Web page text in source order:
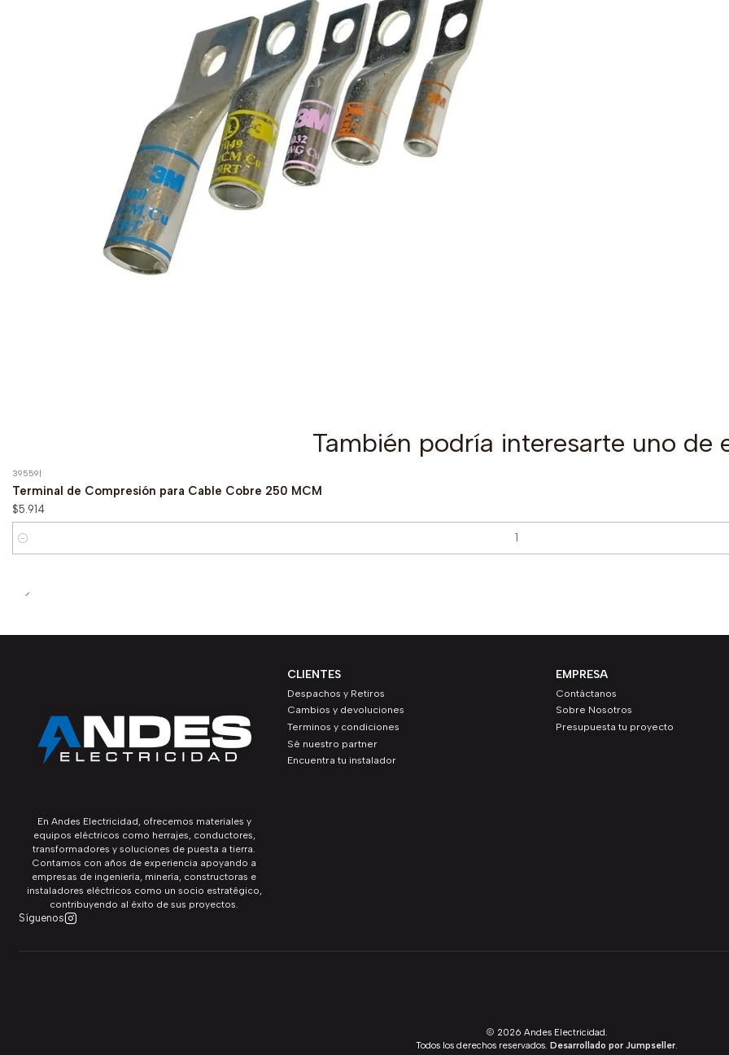
También podría interesarte uno de
39559
Terminal de Compresión para Cable Cobre 250 MCM
$5.914
Cantidad
En Andes Electricidad, ofrecemos materiales y
equipos eléctricos como herrajes, conductores,
transformadores y soluciones de puesta a tierra.
Contamos con años de experiencia apoyando a
empresas de ingeniería, minería, constructoras e
instaladores eléctricos como un socio estratégico,
contribuyendo al éxito de sus proyectos.
Síguenos
CLIENTES
Despachos y Retiros
Cambios y devoluciones
Terminos y condiciones
Sé nuestro partner
Encuentra tu instalador
EMPRESA
Contáctanos
Sobre Nosotros
Presupuesta tu proyecto
2026 Andes Electricidad.
Todos los derechos reservados. Desarrollado por Jumpseller.